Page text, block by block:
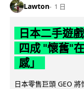
Lawton 1 日
日本二手遊
四成 "懷舊"
感」
日本零售巨頭 GEO